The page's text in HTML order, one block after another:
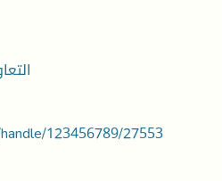
123456789/27553